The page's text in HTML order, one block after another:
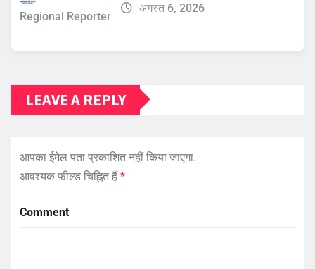
Regional Reporter
अगस्त 6, 2026
LEAVE A REPLY
आपका ईमेल पता प्रकाशित नहीं किया जाएगा.
आवश्यक फ़ील्ड चिह्नित हैं*
Comment